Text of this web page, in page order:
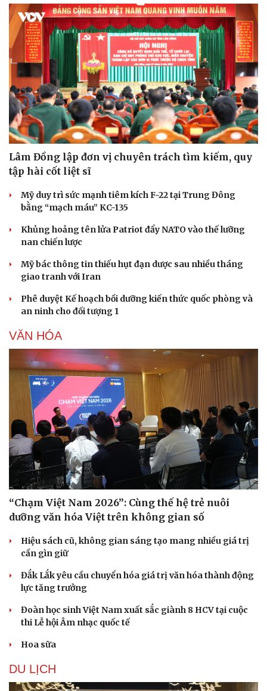
Doanh nghiệp
Thông tin doanh nghiệp
Doanh nghiệp 24h
Doanh nhân
Vì cộng đồng
Công nghệ
Sành điệu
Tin Công nghệ
Trải nghiệm
Chuyển đổi số
Lâm Đồng lập đơn vị chuyên trách tìm kiếm, quy
tập hài cốt liệt sĩ
Mỹ duy trì sức mạnh tiêm kích F-22 tại Trung Đông
bằng “mạch máu” KC-135
Khủng hoảng tên lửa Patriot đẩy NATO vào thế lưỡng
nan chiến lược
Mỹ bác thông tin thiếu hụt đạn dược sau nhiều tháng
giao tranh với Iran
Phê duyệt Kế hoạch bồi dưỡng kiến thức quốc phòng và
an ninh cho đối tượng 1
VĂN HÓA
“Chạm Việt Nam 2026”: Cùng thế hệ trẻ nuôi
dưỡng văn hóa Việt trên không gian số
Hiệu sách cũ, không gian sáng tạo mang nhiều giá trị
cần gìn giữ
Đắk Lắk yêu cầu chuyển hóa giá trị văn hóa thành động
lực tăng trưởng
Đoàn học sinh Việt Nam xuất sắc giành 8 HCV tại cuộc
thi Lễ hội Âm nhạc quốc tế
Hoa sữa
DU LỊCH